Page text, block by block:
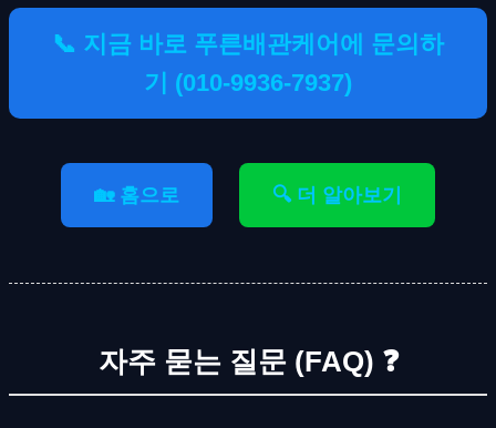
📞 지금 바로 푸른배관케어에 문의하
기 (010-9936-7937)
🏡 홈으로 🔍 더 알아보기
자주 묻는 질문 (FAQ) ❓